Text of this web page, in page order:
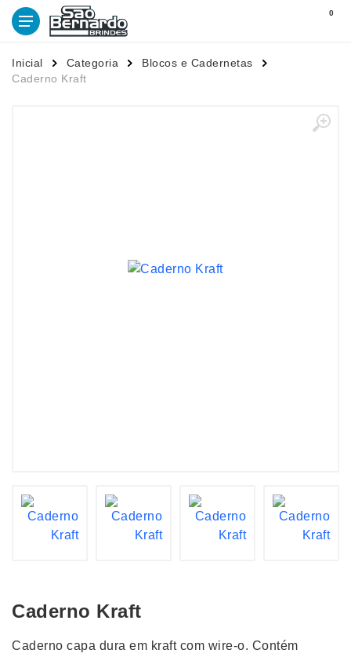
0
Inicial Categoria
Blocos e Cadernetas
Caderno Kraft
Caderno Kraft
Caderno capa dura em kraft com wire-o. Contém